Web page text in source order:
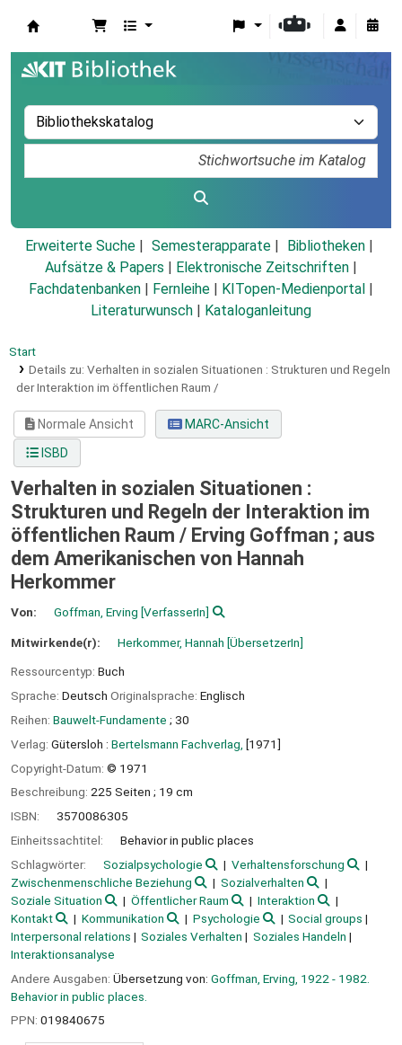
Erweiterte Suche Semesterapparate
Bibliotheken
Aufsätze & Papers
Elektronische Zeitschriften
Fachdatenbanken
Fernleihe KITopen-Medienportal
Literaturwunsch
Kataloganleitung
Start
Details zu: Verhalten in sozialen Situationen : Strukturen und Regeln
der Interaktion im öffentlichen Raum /
Normale Ansicht
MARC-Ansicht
ISBD
Verhalten in sozialen Situationen :
Strukturen und Regeln der Interaktion im
öffentlichen Raum / Erving Goffman ; aus
dem Amerikanischen von Hannah
Herkommer
Von: Goffman, Erving [VerfasserIn]
Mitwirkende(r): Herkommer, Hannah [ÜbersetzerIn]
Ressourcentyp: Buch
Sprache: Deutsch Originalsprache: Englisch
Reihen: Bauwelt-Fundamente ; 30
Verlag: Gütersloh : Bertelsmann Fachverlag, [1971]
Copyright-Datum: © 1971
Beschreibung: 225 Seiten ; 19 cm
ISBN:
3570086305
Einheitssachtitel:
Behavior in public places
Schlagwörter:
Sozialpsychologie
Verhaltensforschung
Zwischenmenschliche Beziehung
Sozialverhalten
Soziale Situation
Öffentlicher Raum
Interaktion
Kontakt
Kommunikation Psychologie
Social groups
Interpersonal relations
Soziales Verhalten
Soziales Handeln
Interaktionsanalyse
Andere Ausgaben: Übersetzung von: Goffman, Erving, 1922 - 1982.
Behavior in public places.
PPN: 019840675